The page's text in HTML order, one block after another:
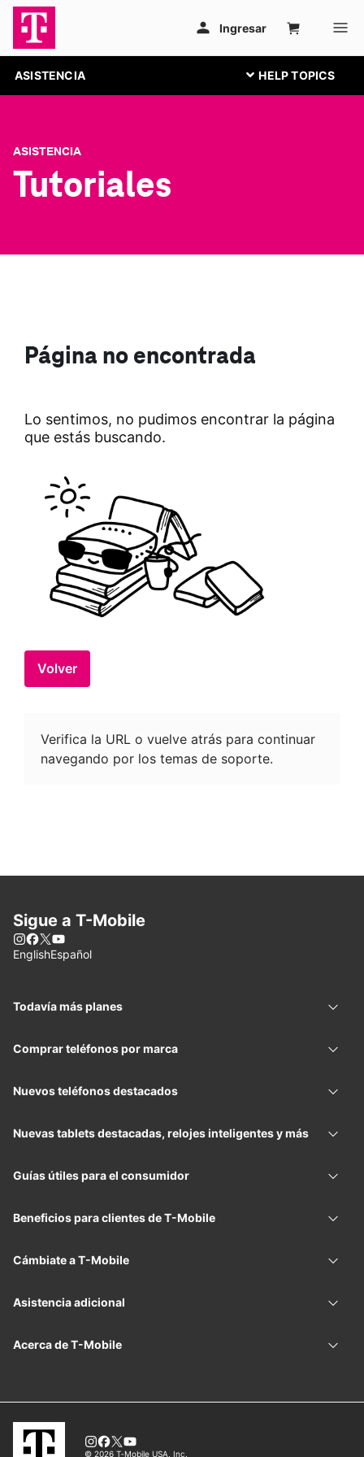
ASISTENCIA
ASISTENCIA
Tutoriales